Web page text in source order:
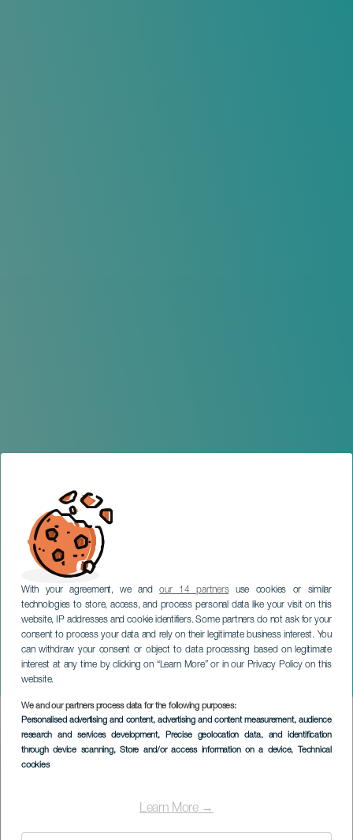
With your agreement, we andour 14 partnersuse cookies or similar
technologies to store, access, and process personal data like your visit on this
website, IP addresses and cookie identifiers. Some partners do not ask for your
consent to process your data and rely on their legitimate business interest. You
can withdraw your consent or object to data processing based on legitimate
interest at any time by clicking on “Learn More” or in our Privacy Policy on this
website.
We and our partners process data for the following purposes:
Personalised advertising and content, advertising and content measurement, audience
research and services development, Precise geolocation data, and identification
through device scanning, Store and/or access information on a device, Technical
cookies
Learn More →
Festival del Sur
GRAN CANARIA
Imagen
Listado